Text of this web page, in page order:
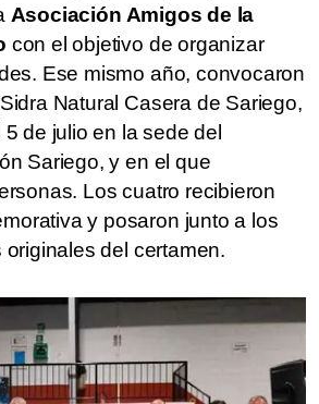
Asociación Amigos de la
con el objetivo de organizar
Ese mismo año, convocaron
Natural Casera de Sariego,
de julio en la sede del
Sariego, y en el que
Los cuatro recibieron
y posaron junto a los
originales del certamen.